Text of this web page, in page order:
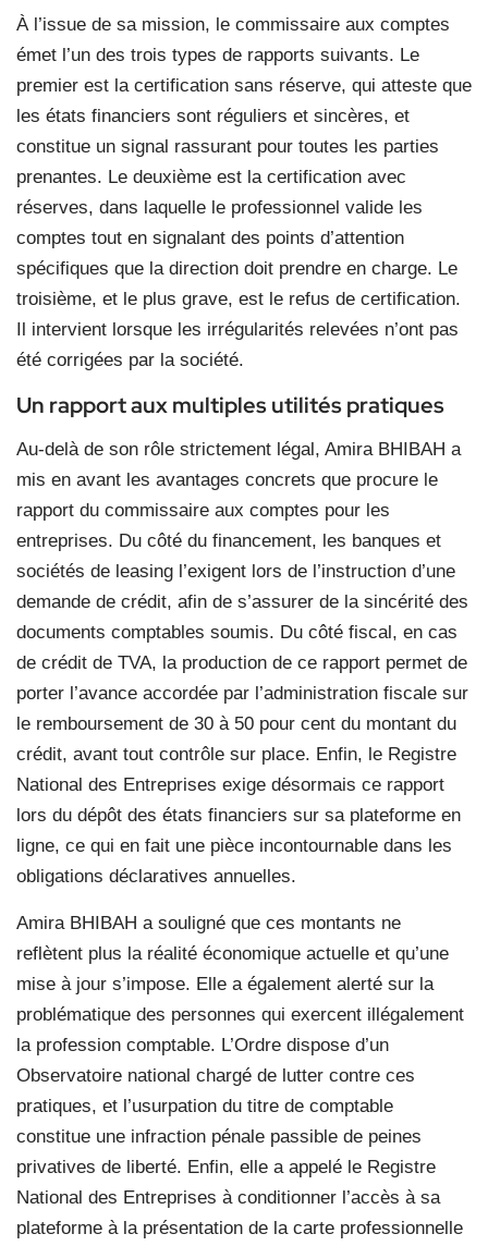
À l’issue de sa mission, le commissaire aux comptes
émet l’un des trois types de rapports suivants. Le
premier est la certification sans réserve, qui atteste que
les états financiers sont réguliers et sincères, et
constitue un signal rassurant pour toutes les parties
prenantes. Le deuxième est la certification avec
réserves, dans laquelle le professionnel valide les
comptes tout en signalant des points d’attention
spécifiques que la direction doit prendre en charge. Le
troisième, et le plus grave, est le refus de certification.
Il intervient lorsque les irrégularités relevées n’ont pas
été corrigées par la société.
Un rapport aux multiples utilités pratiques
Au-delà de son rôle strictement légal, Amira BHIBAH a
mis en avant les avantages concrets que procure le
rapport du commissaire aux comptes pour les
entreprises. Du côté du financement, les banques et
sociétés de leasing l’exigent lors de l’instruction d’une
demande de crédit, afin de s’assurer de la sincérité des
documents comptables soumis. Du côté fiscal, en cas
de crédit de TVA, la production de ce rapport permet de
porter l’avance accordée par l’administration fiscale sur
le remboursement de 30 à 50 pour cent du montant du
crédit, avant tout contrôle sur place. Enfin, le Registre
National des Entreprises exige désormais ce rapport
lors du dépôt des états financiers sur sa plateforme en
ligne, ce qui en fait une pièce incontournable dans les
obligations déclaratives annuelles.
Amira BHIBAH a souligné que ces montants ne
reflètent plus la réalité économique actuelle et qu’une
mise à jour s’impose. Elle a également alerté sur la
problématique des personnes qui exercent illégalement
la profession comptable. L’Ordre dispose d’un
Observatoire national chargé de lutter contre ces
pratiques, et l’usurpation du titre de comptable
constitue une infraction pénale passible de peines
privatives de liberté. Enfin, elle a appelé le Registre
National des Entreprises à conditionner l’accès à sa
plateforme à la présentation de la carte professionnelle